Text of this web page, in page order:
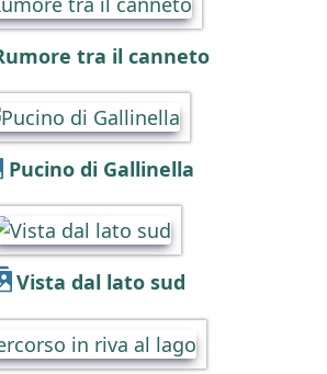
Rumore tra il canneto
Pucino di Gallinella
Vista dal lato sud